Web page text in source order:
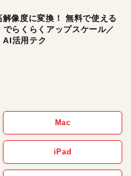
解像度に変換！ 無料で使える
でらくらくアップスケール／
AI活用テク
Mac
iPad